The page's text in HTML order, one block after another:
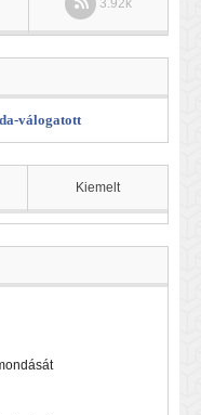
válogatott
Kiemelt